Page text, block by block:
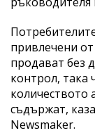
привлечени
продават без
контрол, така
количеството
съдържат,
Newsmaker.